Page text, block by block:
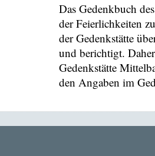
Das Gedenkbuch
der Feierlichkeiten
der Gedenkstätte
und berichtigt.
Gedenkstätte
den Angaben im